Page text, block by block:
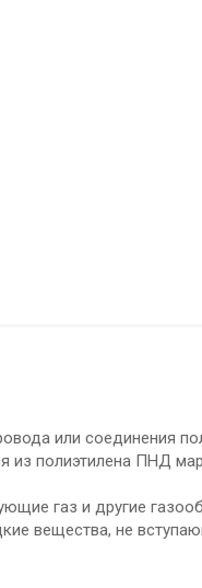
или соединения
из полиэтилена ПНД
газ и другие
вещества, не